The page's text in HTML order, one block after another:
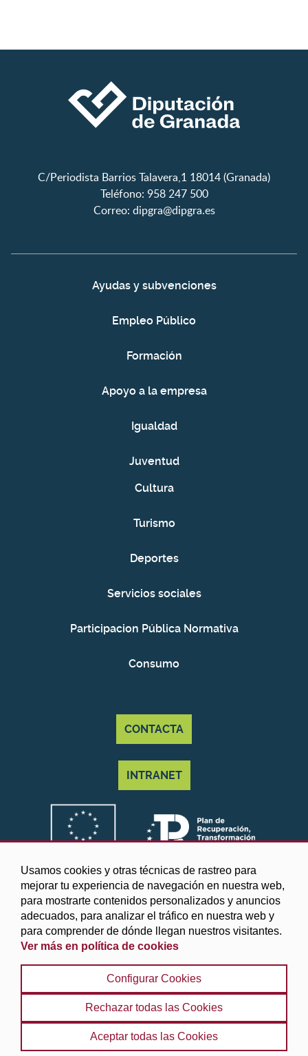
Usamos cookies y otras técnicas de rastreo para
mejorar tu experiencia de navegación en nuestra web,
para mostrarte contenidos personalizados y anuncios
adecuados, para analizar el tráfico en nuestra web y
para comprender de dónde llegan nuestros visitantes.
Ver más en política de cookies
Configurar Cookies
Rechazar todas las Cookies
Aceptar todas las Cookies
C/Periodista Barrios Talavera,1 18014 (Granada)
Teléfono: 958 247 500
Correo: dipgra@dipgra.es
Ayudas y subvenciones
Empleo Público
Formación
Apoyo a la empresa
Igualdad
Juventud
Cultura
Turismo
Deportes
Servicios sociales
Participacion Pública Normativa
Consumo
CONTACTA
INTRANET
©2025 Diputación de Granada
Aviso legal y Política de privacidad | Política de cookies
Protección de datos | Accesibilidad | Búsqueda |
Mapa web